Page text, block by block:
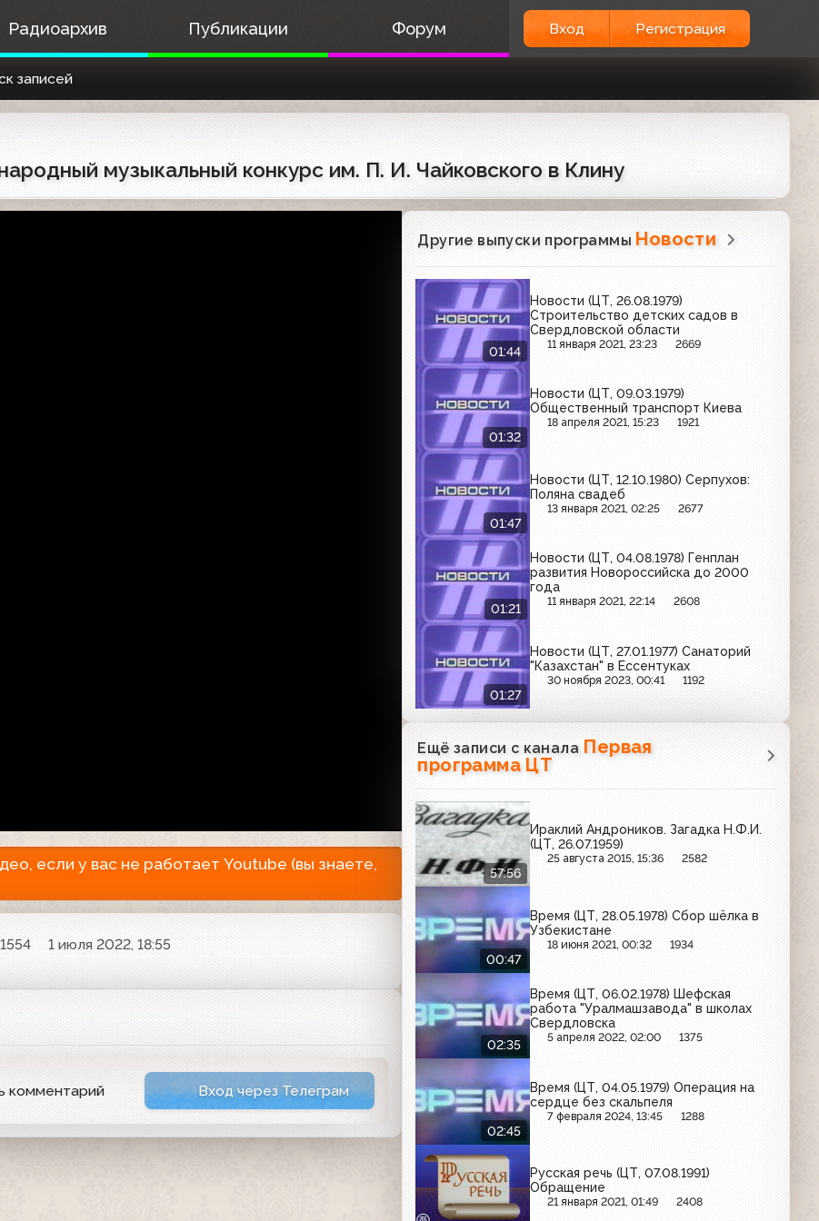
Радиоархив Публикации Форум Вход Регистрация
записей
музыкальный конкурс им. П. И. Чайковского в Клину
если у вас не работает Youtube (вы знаете,
1554
1 июля 2022, 18:55
комментарий Вход через Телеграм
Другие выпуски программы Новости
01:44
Новости (ЦТ, 26.08.1979)
Строительство детских садов в
Свердловской области
11 января 2021, 23:23 2669
01:32
Новости (ЦТ, 09.03.1979)
Общественный транспорт Киева
18 апреля 2021, 15:23 1921
01:47
Новости (ЦТ, 12.10.1980) Серпухов:
Поляна свадеб
13 января 2021, 02:25 2677
01:21
Новости (ЦТ, 04.08.1978) Генплан
развития Новороссийска до 2000
года
11 января 2021, 22:14 2608
01:27
Новости (ЦТ, 27.01.1977) Санаторий
"Казахстан" в Ессентуках
30 ноября 2023, 00:41 1192
Ещё записи с канала Первая
программа ЦТ
57:56
Ираклий Андроников. Загадка Н.Ф.И.
(ЦТ, 26.07.1959)
25 августа 2015, 15:36 2582
00:47
Время (ЦТ, 28.05.1978) Сбор шёлка в
Узбекистане
18 июня 2021, 00:32 1934
02:35
Время (ЦТ, 06.02.1978) Шефская
работа "Уралмашзавода" в школах
Свердловска
5 апреля 2022, 02:00 1375
02:45
Время (ЦТ, 04.05.1979) Операция на
сердце без скальпеля
7 февраля 2024, 13:45 1288
Русская речь (ЦТ, 07.08.1991)
Обращение
21 января 2021, 01:49 2408